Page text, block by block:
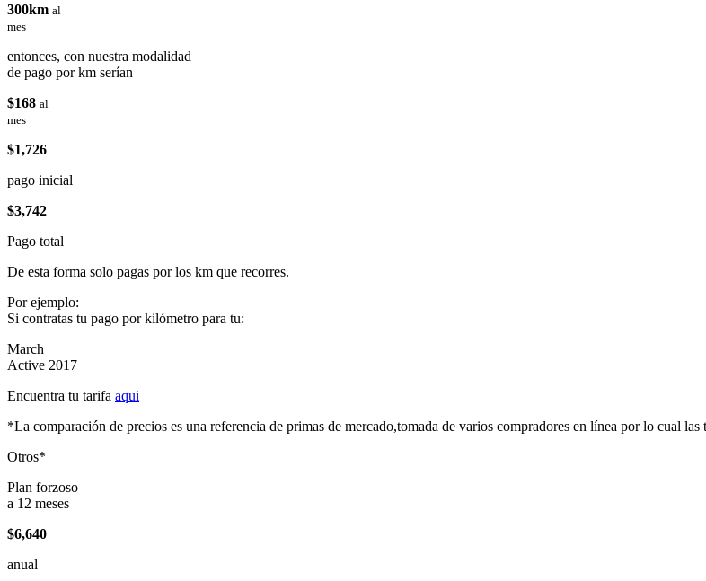
300km al
mes
entonces, con nuestra modalidad
de pago por km serían
$168 al
mes
$1,726
pago inicial
$3,742
Pago total
De esta forma solo pagas por los km que recorres.
Por ejemplo:
Si contratas tu pago por kilómetro para tu:
March
Active 2017
Encuentra tu tarifa aqui
*La comparación de precios es una referencia de primas de mercado,tomada de varios compradores en línea por lo cual las
Otros*
Plan forzoso
a 12 meses
$6,640
anual